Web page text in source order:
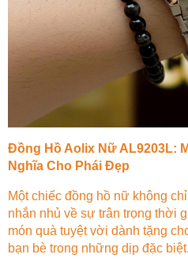
Đồng Hồ Aolix Nữ AL9203L:
Nghĩa Cho Phái Đẹp
Một chiếc đồng hồ nữ không
nhắn nhủ về sự trân trọng thời
món quà tuyệt vời dành tặng
bạn bè trong những dịp đặc biệt.